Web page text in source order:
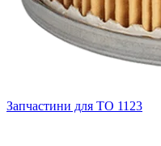
Запчастини для ТО 1123